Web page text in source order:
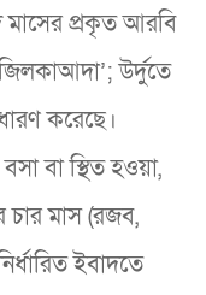
মাসের প্রকৃত আরবি
উর্দুতে
করেছে।
বা স্থিত হওয়া,
চার মাস (রজব,
ইবাদতে